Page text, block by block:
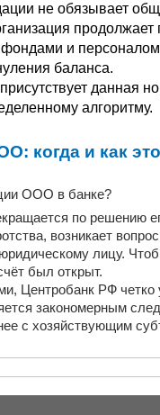
не обязывает
и
баланса.
данная
алгоритму.
когда и как
ООО в банке?
по решению
возникает
лицу.
был открыт.
Центробанк РФ четко
закономерным
с хозяйствующим